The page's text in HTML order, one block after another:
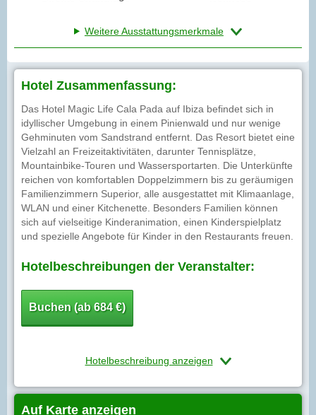
Weitere Ausstattungsmerkmale
Hotel Zusammenfassung:
Das Hotel Magic Life Cala Pada auf Ibiza befindet sich in
idyllischer Umgebung in einem Pinienwald und nur wenige
Gehminuten vom Sandstrand entfernt. Das Resort bietet eine
Vielzahl an Freizeitaktivitäten, darunter Tennisplätze,
Mountainbike-Touren und Wassersportarten. Die Unterkünfte
reichen von komfortablen Doppelzimmern bis zu geräumigen
Familienzimmern Superior, alle ausgestattet mit Klimaanlage,
WLAN und einer Kitchenette. Besonders Familien können
sich auf vielseitige Kinderanimation, einen Kinderspielplatz
und spezielle Angebote für Kinder in den Restaurants freuen.
Hotelbeschreibungen der Veranstalter:
Buchen (ab 684 €)
Hotelbeschreibung anzeigen
Auf Karte anzeigen